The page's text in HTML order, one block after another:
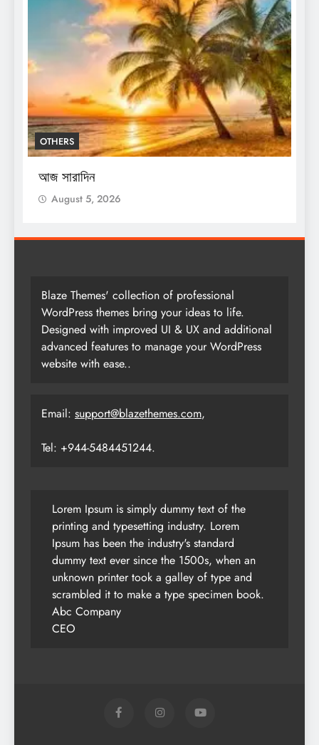
OTHERS
আজ সারাদিন
August 5, 2026
Blaze Themes' collection of professional
WordPress themes bring your ideas to life.
Designed with improved UI & UX and additional
advanced features to manage your WordPress
website with ease..
Email: support@blazethemes.com,
Tel: +944-5484451244.
Lorem Ipsum is simply dummy text of the
printing and typesetting industry. Lorem
Ipsum has been the industry's standard
dummy text ever since the 1500s, when an
unknown printer took a galley of type and
scrambled it to make a type specimen book.
Abc Company
CEO